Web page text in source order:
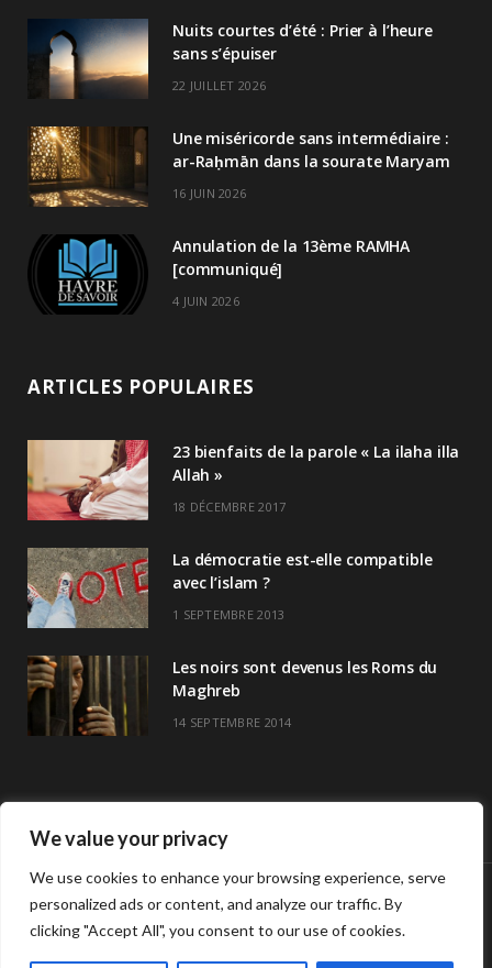
We value your privacy
We use cookies to enhance your browsing experience, serve
personalized ads or content, and analyze our traffic. By
clicking "Accept All", you consent to our use of cookies.
Nuits courtes d’été : Prier à l’heure
sans s’épuiser
22 JUILLET 2026
Une miséricorde sans intermédiaire :
ar-Raḥmān dans la sourate Maryam
16 JUIN 2026
Annulation de la 13ème RAMHA
[communiqué]
4 JUIN 2026
ARTICLES POPULAIRES
23 bienfaits de la parole « La ilaha illa
Allah »
18 DÉCEMBRE 2017
La démocratie est-elle compatible
avec l’islam ?
1 SEPTEMBRE 2013
Les noirs sont devenus les Roms du
Maghreb
14 SEPTEMBRE 2014
© Copyright Havre De Savoir 2024
L’association Horaires de prières >> Contact L’association Havre de savoir